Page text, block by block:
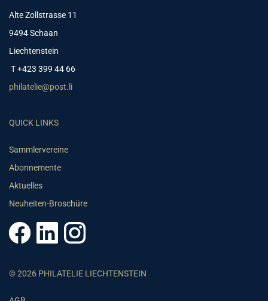
Alte Zollstrasse 11
9494 Schaan
Liechtenstein
T +423 399 44 66
philatelie@post.li
QUICK LINKS
Sammlervereine
Abonnemente
Aktuelles
Neuheiten-Broschüre
© 2026 PHILATELIE LIECHTENSTEIN